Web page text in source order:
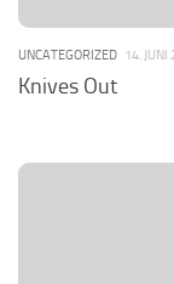
UNCATEGORIZED 14. JUNI
Knives Out